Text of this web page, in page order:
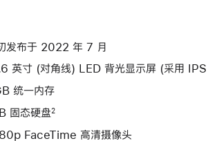
发布于 2022 年 7 月
英寸 (对角线) LED 背光显示屏 (采用
统一内存
固态硬盘 2
FaceTime 高清摄像头